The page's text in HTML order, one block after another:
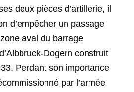
deux pièces d’artillerie, il
d’empêcher un passage
aval du barrage
Dogern construit
Perdant son importance
par l’armée